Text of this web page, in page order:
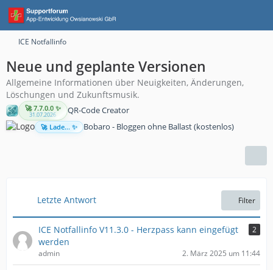
ICE Notfallinfo
Neue und geplante Versionen
Allgemeine Informationen über Neuigkeiten, Änderungen,
Löschungen und Zukunftsmusik.
🚀 7.7.0.0 ✨
31.07.2026 QR-Code Creator
🚀 Lade... ✨ Bobaro - Bloggen ohne Ballast (kostenlos)
Letzte Antwort Filter
ICE Notfallinfo V11.3.0 - Herzpass kann eingefügt
werden
2
admin 2. März 2025 um 11:44